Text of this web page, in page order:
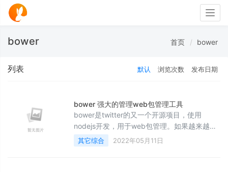
bower 首页 bower
列表 默认 浏览次数 发布日期
bower 强大的管理web包管理工具
bower是twitter的又一个开源项目，使用
nodejs开发，用于web包管理。如果越来越多
得开源项目都托管在github上，bower只需要
将github上项目加上一个配置文件既可以使用
其它综合 2022年05月11日